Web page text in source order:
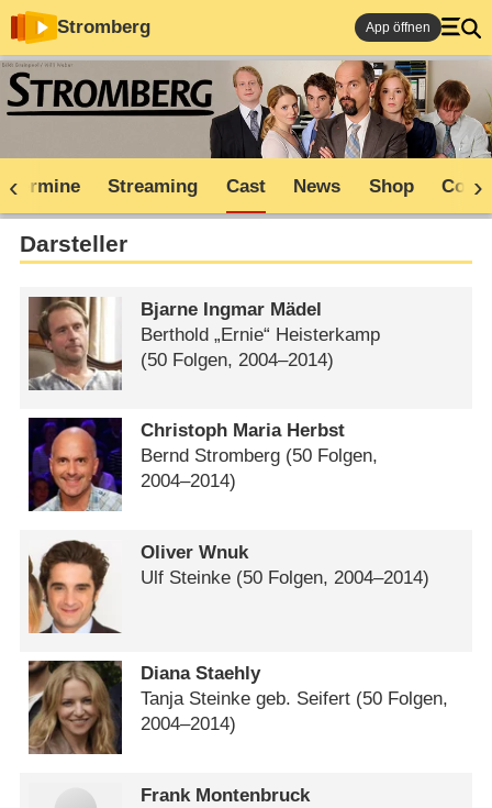
Stromberg App öffnen
Termine Streaming Cast News Shop
Darsteller
Bjarne Ingmar Mädel
Berthold „Ernie“ Heisterkamp
(50 Folgen, 2004⁠–⁠2014)
Christoph Maria Herbst
Bernd Stromberg (50 Folgen,
2004⁠–⁠2014)
Oliver Wnuk
Ulf Steinke (50 Folgen, 2004⁠–⁠2014)
Diana Staehly
Tanja Steinke geb. Seifert (50 Folgen,
2004⁠–⁠2014)
Frank Montenbruck